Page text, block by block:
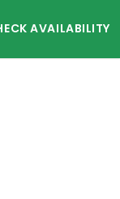
AVAILABILITY